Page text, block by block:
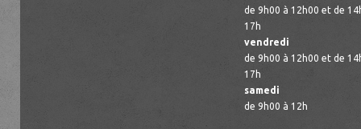
de 9h00 à 12h00 et de
17h
vendredi
de 9h00 à 12h00 et de
17h
samedi
de 9h00 à 12h